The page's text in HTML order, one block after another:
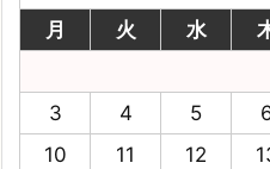
月
火 水
3
4 5
10
11 12